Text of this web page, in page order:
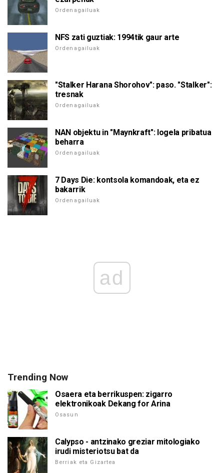
Ordenagailuak
NFS zati guztiak: 1994tik gaur arte
Ordenagailuak
"Stalker Harana Shorohov": paso. "Stalker":
tresnak
Ordenagailuak
NAN objektu in "Maynkraft": logela pribatua
beharra
Ordenagailuak
7 Days Die: kontsola komandoak, eta ez
bakarrik
Ordenagailuak
ad
Trending Now
Osaera eta berrikuspen: zigarro
elektronikoak Dekang for Arina
Osasun
Calypso - antzinako greziar mitologiako
irudi misteriotsu bat da
Berriak eta Gizartea